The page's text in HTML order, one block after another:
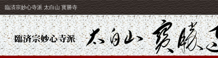
臨済宗妙心寺派 太白山 寳勝寺